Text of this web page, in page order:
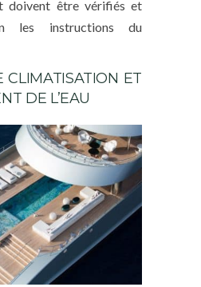
doivent être vérifiés et
les instructions du
CLIMATISATION ET
DE L’EAU